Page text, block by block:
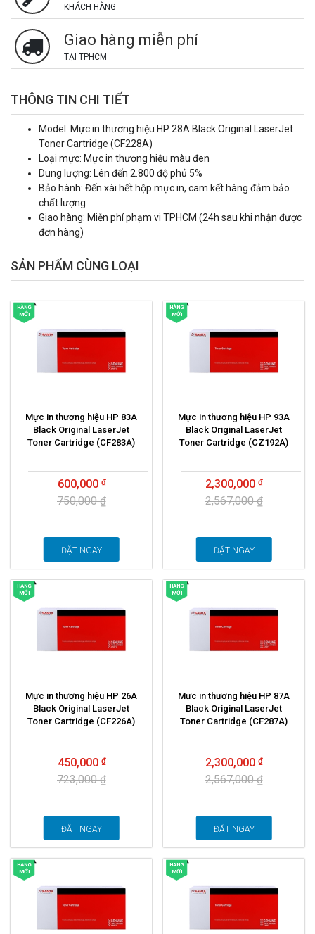
KHÁCH HÀNG
Giao hàng miễn phí
TẠI TPHCM
THÔNG TIN CHI TIẾT
Model: Mực in thương hiệu HP 28A Black Original LaserJet
Toner Cartridge (CF228A)
Loại mực: Mực in thương hiệu màu đen
Dung lượng: Lên đến 2.800 độ phủ 5%
Bảo hành: Đến xài hết hộp mực in, cam kết hàng đảm bảo
chất lượng
Giao hàng: Miễn phí phạm vi TPHCM (24h sau khi nhận được
đơn hàng)
SẢN PHẨM CÙNG LOẠI
HÀNG
MỚI
Mực in thương hiệu HP 83A
Black Original LaserJet
Toner Cartridge (CF283A)
600,000
750,000 ₫
ĐẶT NGAY
HÀNG
MỚI
Mực in thương hiệu HP 93A
Black Original LaserJet
Toner Cartridge (CZ192A)
2,300,000
2,567,000 ₫
ĐẶT NGAY
HÀNG
MỚI
Mực in thương hiệu HP 26A
Black Original LaserJet
Toner Cartridge (CF226A)
450,000
723,000 ₫
ĐẶT NGAY
HÀNG
MỚI
Mực in thương hiệu HP 87A
Black Original LaserJet
Toner Cartridge (CF287A)
2,300,000
2,567,000 ₫
ĐẶT NGAY
HÀNG
MỚI
HÀNG
MỚI